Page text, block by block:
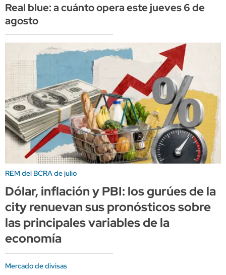
Real blue: a cuánto opera este jueves 6 de
agosto
REM del BCRA de julio
Dólar, inflación y PBI: los gurúes de la
city renuevan sus pronósticos sobre
las principales variables de la
economía
Mercado de divisas